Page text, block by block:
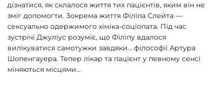
дізнатися, як склалося життя тих пацієнтів, яким він не
зміг допомогти. Зокрема життя Філіпа Слейта —
сексуально одержимого хіміка-соціопата. Під час
зустрічі Джуліус розуміє, що Філіпу вдалося
вилікуватися самотужки завдяки… філософії Артура
Шопенгауера. Тепер лікар та пацієнт у певному сенсі
міняються місцями…